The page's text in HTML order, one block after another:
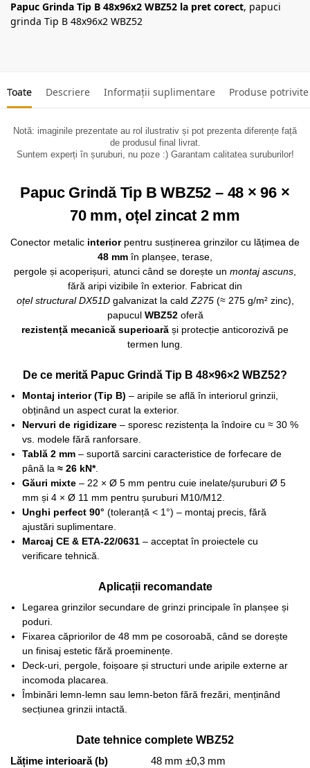
Papuc Grinda Tip B 48x96x2 WBZ52 la pret corect, papuci
grinda Tip B 48x96x2 WBZ52
Toate Descriere Informații suplimentare Produse potrivite
Notă: imaginile prezentate au rol ilustrativ și pot prezenta diferențe față
de produsul final livrat.
Suntem experți în șuruburi, nu poze :) Garantam calitatea suruburilor!
Papuc Grindă Tip B WBZ52 – 48 × 96 ×
70 mm, oțel zincat 2 mm
Conector metalic interiorpentru susținerea grinzilor cu lățimea de
48 mmîn planșee, terase,
pergole și acoperișuri, atunci când se dorește un montaj ascuns
fără aripi vizibile în exterior. Fabricat din
oțel structural DX51Dgalvanizat la cald Z275(≈ 275 g/m² zinc),
papucul WBZ52oferă
rezistență mecanică superioară și protecție anticorozivă pe
termen lung.
De ce merită Papuc Grindă Tip B 48×96×2 WBZ52?
Montaj interior (Tip B) – aripile se află în interiorul grinzii,
obținând un aspect curat la exterior.
Nervuri de rigidizare– sporesc rezistența la îndoire cu ≈ 30 %
vs. modele fără ranforsare.
Tablă 2 mm– suportă sarcini caracteristice de forfecare de
până la ≈ 26 kN*.
Găuri mixte– 22 × Ø 5 mm pentru cuie inelate/șuruburi Ø 5
mm și 4 × Ø 11 mm pentru șuruburi M10/M12.
Unghi perfect 90° (toleranță < 1°) – montaj precis, fără
ajustări suplimentare.
Marcaj CE & ETA-22/0631– acceptat în proiectele cu
verificare tehnică.
Aplicații recomandate
Legarea grinzilor secundare de grinzi principale în planșee și
poduri.
Fixarea căpriorilor de 48 mm pe cosoroabă, când se dorește
un finisaj estetic fără proeminențe.
Deck-uri, pergole, foișoare și structuri unde aripile externe ar
incomoda placarea.
Îmbinări lemn-lemn sau lemn-beton fără frezări, menținând
secțiunea grinzii intactă.
Date tehnice complete WBZ52
Lățime interioară (b) 48 mm ±0,3 mm